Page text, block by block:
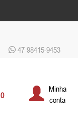
47 98415-9453
0
Minha
conta